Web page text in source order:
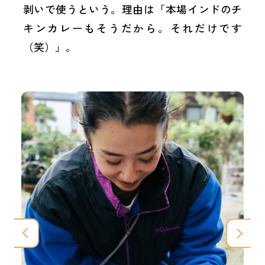
剥いで使うという。理由は「本場インドのチ
キンカレーもそうだから。それだけです
（笑）」。